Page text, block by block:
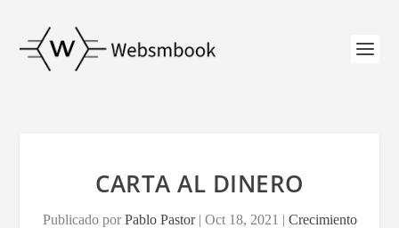
CARTA AL DINERO
Publicado porPablo Pastor| Oct 18, 2021 | Crecimiento